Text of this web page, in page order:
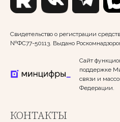
Свидетельство о регистрации
№ФС77-50113. Выдано
Сайт
поддержке
связи и
Федерации.
КОНТАКТЫ